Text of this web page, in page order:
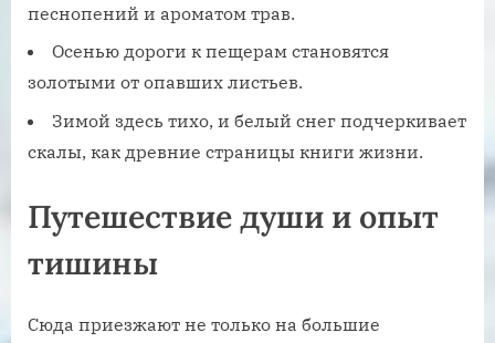
песнопений и ароматом трав.
Осенью дороги к пещерам становятся
золотыми от опавших листьев.
Зимой здесь тихо, и белый снег подчеркивает
скалы, как древние страницы книги жизни.
Путешествие души и опыт
тишины
Сюда приезжают не только на большие